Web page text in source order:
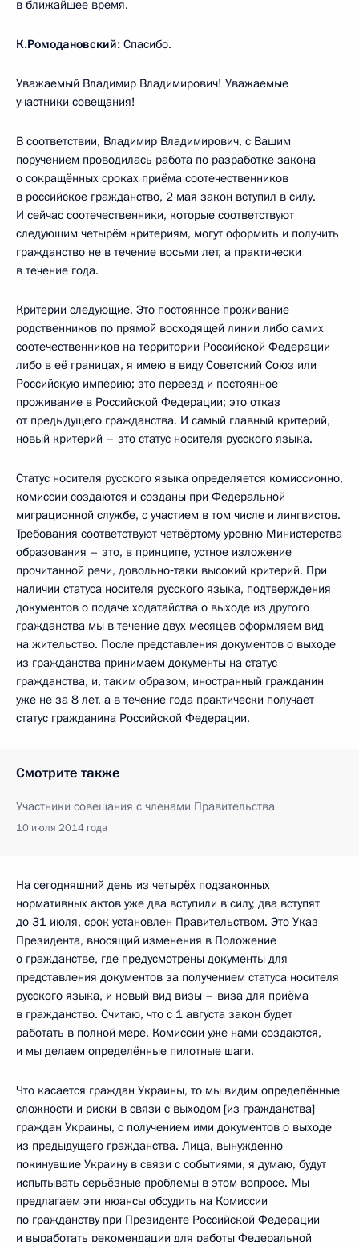
в ближайшее время.
К.Ромодановский: Спасибо.
Уважаемый Владимир Владимирович! Уважаемые
участники совещания!
В соответствии, Владимир Владимирович, с Вашим
поручением проводилась работа по разработке закона
о сокращённых сроках приёма соотечественников
в российское гражданство, 2 мая закон вступил в силу.
И сейчас соотечественники, которые соответствуют
следующим четырём критериям, могут оформить и получить
гражданство не в течение восьми лет, а практически
в течение года.
Критерии следующие. Это постоянное проживание
родственников по прямой восходящей линии либо самих
соотечественников на территории Российской Федерации
либо в её границах, я имею в виду Советский Союз или
Российскую империю; это переезд и постоянное
проживание в Российской Федерации; это отказ
от предыдущего гражданства. И самый главный критерий,
новый критерий – это статус носителя русского языка.
Статус носителя русского языка определяется комиссионно,
комиссии создаются и созданы при Федеральной
миграционной службе, с участием в том числе и лингвистов.
Требования соответствуют четвёртому уровню Министерства
образования – это, в принципе, устное изложение
прочитанной речи, довольно‑таки высокий критерий. При
наличии статуса носителя русского языка, подтверждения
документов о подаче ходатайства о выходе из другого
гражданства мы в течение двух месяцев оформляем вид
на жительство. После представления документов о выходе
из гражданства принимаем документы на статус
гражданства, и, таким образом, иностранный гражданин
уже не за 8 лет, а в течение года практически получает
статус гражданина Российской Федерации.
Смотрите также
Участники совещания с членами Правительства
10 июля 2014 года
На сегодняшний день из четырёх подзаконных
нормативных актов уже два вступили в силу, два вступят
до 31 июля, срок установлен Правительством. Это Указ
Президента, вносящий изменения в Положение
о гражданстве, где предусмотрены документы для
представления документов за получением статуса носителя
русского языка, и новый вид визы – виза для приёма
в гражданство. Считаю, что с 1 августа закон будет
работать в полной мере. Комиссии уже нами создаются,
и мы делаем определённые пилотные шаги.
Что касается граждан Украины, то мы видим определённые
сложности и риски в связи с выходом [из гражданства]
граждан Украины, с получением ими документов о выходе
из предыдущего гражданства. Лица, вынужденно
покинувшие Украину в связи с событиями, я думаю, будут
испытывать серьёзные проблемы в этом вопросе. Мы
предлагаем эти нюансы обсудить на Комиссии
по гражданству при Президенте Российской Федерации
и выработать рекомендации для работы Федеральной